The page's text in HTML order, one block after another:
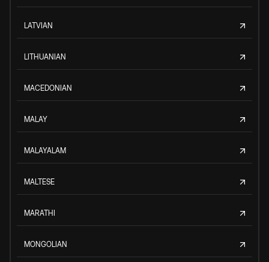
LATVIAN
LITHUANIAN
MACEDONIAN
MALAY
MALAYALAM
MALTESE
MARATHI
MONGOLIAN